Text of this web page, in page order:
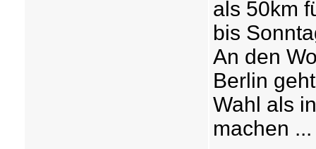
als 50km
bis
An den
Berlin
Wahl als
machen ...